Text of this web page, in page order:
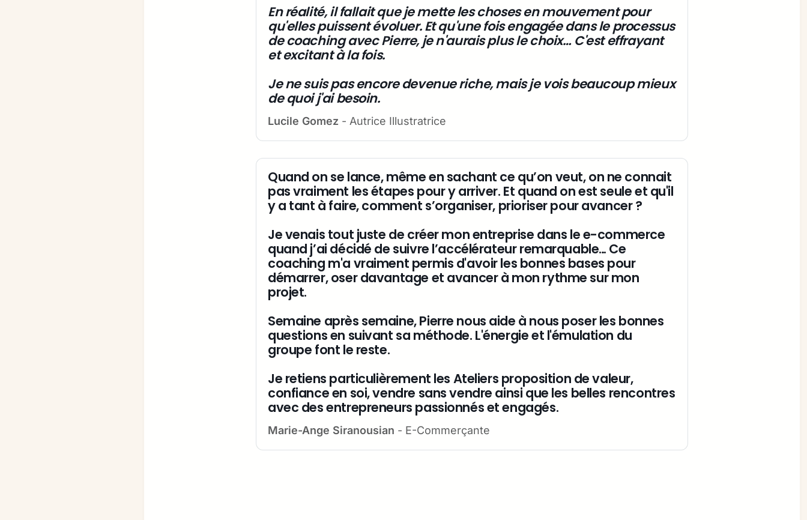
En réalité, il fallait que je mette les choses en mouvement pour
qu'elles puissent évoluer. Et qu'une fois engagée dans le processus
de coaching avec Pierre, je n'aurais plus le choix… C'est effrayant
et excitant à la fois.
Je ne suis pas encore devenue riche, mais je vois beaucoup mieux
de quoi j'ai besoin.
Lucile Gomez - Autrice Illustratrice
Quand on se lance, même en sachant ce qu’on veut, on ne connait
pas vraiment les étapes pour y arriver. Et quand on est seule et qu'il
y a tant à faire, comment s’organiser, prioriser pour avancer ?
Je venais tout juste de créer mon entreprise dans le e-commerce
quand j’ai décidé de suivre l’accélérateur remarquable… Ce
coaching m'a vraiment permis d'avoir les bonnes bases pour
démarrer, oser davantage et avancer à mon rythme sur mon
projet.
Semaine après semaine, Pierre nous aide à nous poser les bonnes
questions en suivant sa méthode. L'énergie et l'émulation du
groupe font le reste.
Je retiens particulièrement les Ateliers proposition de valeur,
confiance en soi, vendre sans vendre ainsi que les belles rencontres
avec des entrepreneurs passionnés et engagés.
Marie-Ange Siranousian - E-Commerçante